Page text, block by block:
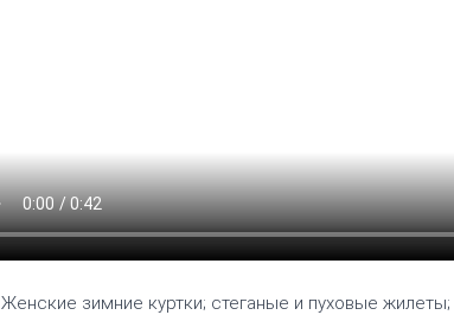
Женские зимние куртки; стеганые и пуховые жилеты;